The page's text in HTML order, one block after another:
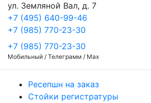
ул. Земляной Вал, д. 7
+7 (495) 640-99-46
+7 (985) 770-23-30
+7 (985) 770-23-30
Мобильный / Телеграмм / Max
Ресепшн на заказ
Стойки регистратуры